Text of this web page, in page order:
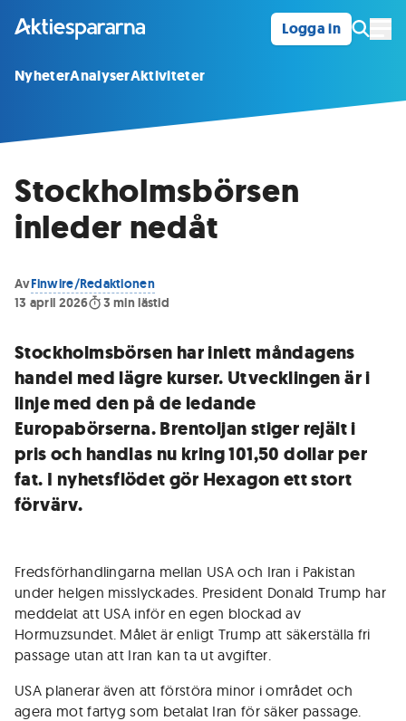
Logga in
NyheterAnalyserAktiviteter
Stockholmsbörsen
inleder nedåt
AvFinwire/Redaktionen
13 april 2026
3 min lästid
Stockholmsbörsen har inlett måndagens
handel med lägre kurser. Utvecklingen är i
linje med den på de ledande
Europabörserna. Brentoljan stiger rejält i
pris och handlas nu kring 101,50 dollar per
fat. I nyhetsflödet gör Hexagon ett stort
förvärv.
Fredsförhandlingarna mellan USA och Iran i Pakistan
under helgen misslyckades. President Donald Trump har
meddelat att USA inför en egen blockad av
Hormuzsundet. Målet är enligt Trump att säkerställa fri
passage utan att Iran kan ta ut avgifter.
USA planerar även att förstöra minor i området och
agera mot fartyg som betalat Iran för säker passage.